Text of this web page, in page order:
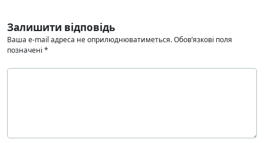
Залишити відповідь
Ваша e-mail адреса не оприлюднюватиметься.Обов’язкові поля
позначені *